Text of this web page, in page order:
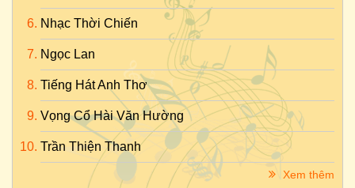
Nhạc Thời Chiến
Ngọc Lan
Tiếng Hát Anh Thơ
Vọng Cổ Hài Văn Hường
Trần Thiện Thanh
Xem thêm